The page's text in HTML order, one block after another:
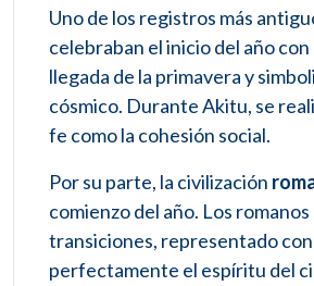
Uno de los registros más
celebraban el inicio del año
llegada de la primavera y
cósmico. Durante Akitu, se
fe como la cohesión social.
Por su parte, la civilización
comienzo del año. Los
transiciones, representado
perfectamente el espíritu del